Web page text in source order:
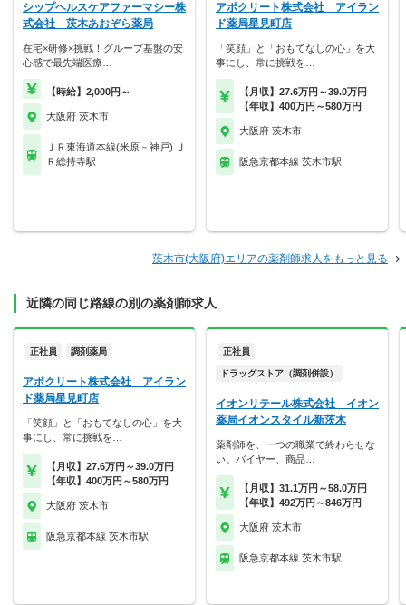
シップヘルスケアファーマシー株
式会社 茨木あおぞら薬局
在宅×研修×挑戦！グループ基盤の安
心感で最先端医療…
【時給】2,000円～
大阪府 茨木市
ＪＲ東海道本線(米原－神戸) Ｊ
Ｒ総持寺駅
アポクリート株式会社 アイラン
ド薬局星見町店
「笑顔」と「おもてなしの心」を大
事にし、常に挑戦を…
【月収】27.6万円～39.0万円
【年収】400万円～580万円
大阪府 茨木市
阪急京都本線 茨木市駅
茨木市(大阪府)エリアの薬剤師求人をもっと見る
近隣の同じ路線の別の薬剤師求人
正社員 調剤薬局
アポクリート株式会社 アイラン
ド薬局星見町店
「笑顔」と「おもてなしの心」を大
事にし、常に挑戦を…
【月収】27.6万円～39.0万円
【年収】400万円～580万円
大阪府 茨木市
阪急京都本線 茨木市駅
正社員
ドラッグストア（調剤併設）
イオンリテール株式会社 イオン
薬局イオンスタイル新茨木
薬剤師を、一つの職業で終わらせな
い。バイヤー、商品…
【月収】31.1万円～58.0万円
【年収】492万円～846万円
大阪府 茨木市
阪急京都本線 茨木市駅